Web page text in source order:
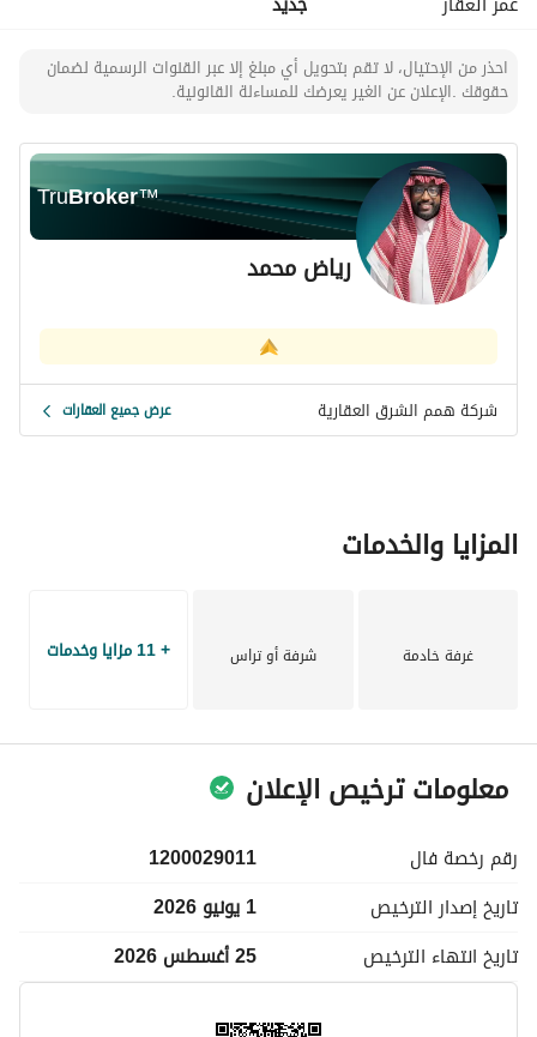
غرفة
غرفة خادمة
دورة مياه
غرفة غسيل
سطح
المميزات:
بناء وفق الكود السعودي
جميع الضمانات متوفرة
تشطيب مميز
مناسبة للعوائل الكبيرة
موقع مطلوب
مباشرة من المالك
احذر من الإحتيال، لا تقم بتحويل أي مبلغ إلا عبر القنوات الرسمية لضمان
حقوقك .الإعلان عن الغير يعرضك للمساءلة القانونية.
TruBroker™
رياض محمد
شركة همم الشرق العقارية عرض جميع العقارات
المزايا والخدمات
غرفة خادمة شرفة أو تراس + 11 مزايا وخدمات
معلومات ترخيص الإعلان
رقم رخصة فال
1200029011
تاريخ إصدار الترخيص
1 يونيو 2026
تاريخ انتهاء الترخيص 25 أغسطس 2026